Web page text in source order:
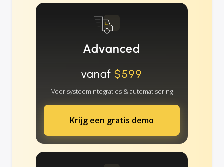
Advanced
vanaf $599
Voor systeemintegraties & automatisering
Krijg een gratis demo